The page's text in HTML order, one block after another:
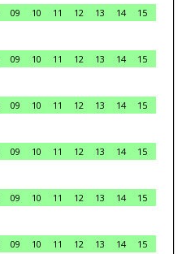
09 10 11 12 13 14
15
09 10 11 12 13 14
15
09 10 11 12 13 14
15
09 10 11 12 13 14
15
09 10 11 12 13 14
15
09 10 11 12 13 14
15